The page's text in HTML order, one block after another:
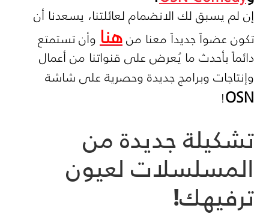
إن لم يسبق لك الانضمام لعائلتنا، يسعدنا أن
تكون عضواً جديداً معنا منهناوأن تستمتع
دائماً بأحدث ما يُعرض على قنواتنا من أعمال
وإنتاجات وبرامج جديدة وحصرية على شاشة
OSN
!
تشكيلة جديدة من
المسلسلات لعيون
ترفيهك!